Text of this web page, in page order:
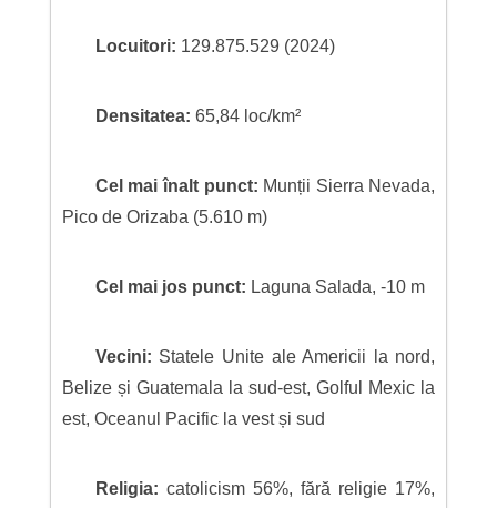
Locuitori: 129.875.529 (2024)
Densitatea: 65,84 loc/km²
Cel mai înalt punct: Munții Sierra Nevada,
Pico de Orizaba (5.610 m)
Cel mai jos punct: Laguna Salada, -10 m
Vecini: Statele Unite ale Americii la nord,
Belize și Guatemala la sud-est, Golful Mexic la
est, Oceanul Pacific la vest și sud
Religia: catolicism 56%, fără religie 17%,